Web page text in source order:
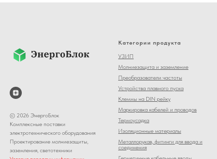
© 2026 ЭнергоБлок
Комплексные поставки
электротехнического оборудования
Проектирование молниезащиты,
заземления, светотехники
Категории продукта
УЗИП
Молниезащита и заземление
Преобразователи частоты
Устройства плавного пуска
Клеммы на DIN рейку
Маркировка кабелей и проводов
Термоусадка
Изоляционные материалы
Металлорукав, фитинги для ввода и
соединения